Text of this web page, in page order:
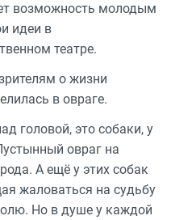
возможность молодым
идеи в
театре.
о жизни
в овраге.
головой, это собаки, у
овраг на
А ещё у этих собак
жаловаться на судьбу
Но в душе у каждой